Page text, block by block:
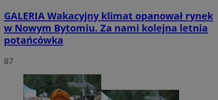
GALERIAWakacyjny klimat opanował rynek
w Nowym Bytomiu. Za nami kolejna letnia
potańcówka
87